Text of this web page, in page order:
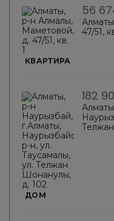
КВАРТИРА
56
47/51,
ДОМ
182